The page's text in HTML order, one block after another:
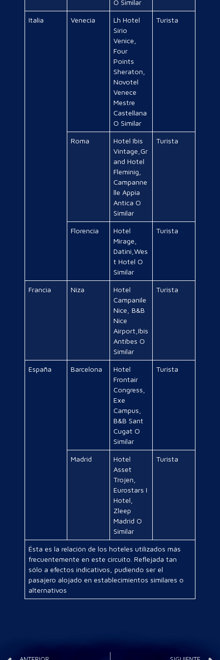
O Similar
Italia Venecia
Lh Hotel
Sirio
Venice,
Four
Points
Sheraton,
Novotel
Venece
Mestre
Castellana
O Similar
Turista
Roma
Hotel Ibis
Vintage,Gr
and Hotel
Fleminig,
Campanne
lle Appia
Antica O
Similar
Turista
Florencia
Hotel
Mirage,
Datini,Wes
t Hotel O
Similar
Turista
Francia Niza
Hotel
Campanile
Nice, B&B
Nice
Airport,Ibis
Antibes O
Similar
Turista
España Barcelona
Hotel
Frontair
Congress,
Exe
Campus,
B&B Sant
Cugat O
Similar
Turista
Madrid
Hotel
Asset
Trojen,
Eurostars I
Hotel,
Zleep
Madrid O
Similar
Turista
Ésta es la relación de los hoteles utilizados más
frecuentemente en este circuito. Reflejada tan
sólo a efectos indicativos, pudiendo ser el
pasajero alojado en establecimientos similares o
alternativos